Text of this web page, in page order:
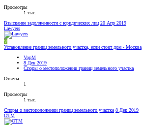
Просмотры
1 тыс.
Взыскание задолженности с юридических лиц 20 Апр 2019
Lawyers
V
Установление границ земельного участка, если стоит дом - Москва
VopM
8 Дек 2019
Споры о местоположении границ земельного участка
Ответы
1
Просмотры
1 тыс.
Споры о местоположении границ земельного участка 8 Дек 2019
OTM